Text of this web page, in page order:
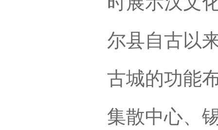
尔县自古以
古城的功能
集散中心、